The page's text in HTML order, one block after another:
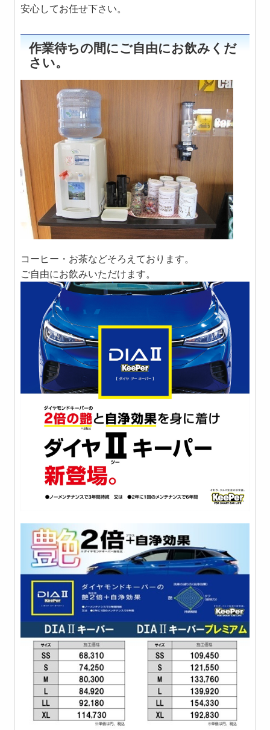
安心してお任せ下さい。
作業待ちの間にご自由にお飲みくだ
さい。
コーヒー・お茶などそろえております。
ご自由にお飲みいただけます。